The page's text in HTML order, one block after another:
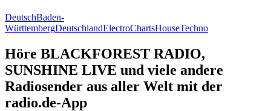
DeutschBaden-
WürttembergDeutschlandElectroChartsHouseTechno
Höre BLACKFOREST RADIO,
SUNSHINE LIVE und viele andere
Radiosender aus aller Welt mit der
radio.de-App